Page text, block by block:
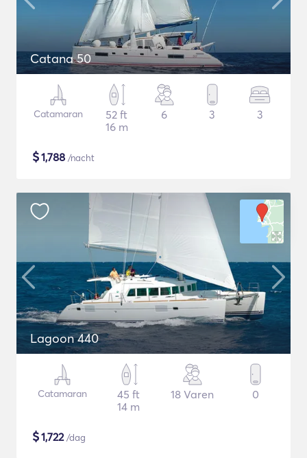
Catana 50
Catamaran
52 ft
16 m
6 3 3
$1,788 /nacht
Lagoon 440
Catamaran
45 ft
14 m
18 Varen 0
$1,722/dag